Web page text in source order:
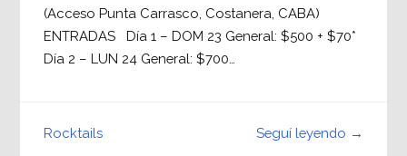
(Acceso Punta Carrasco, Costanera, CABA)
ENTRADAS Día 1 – DOM 23 General: $500 + $70*
Día 2 – LUN 24 General: $700…
Seguí leyendo →
Rocktails